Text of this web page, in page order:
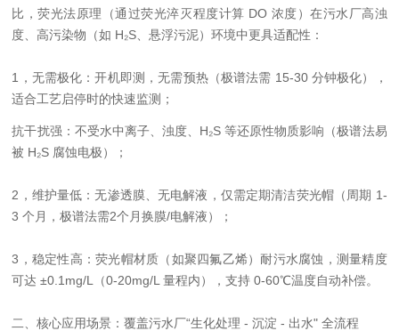
比，荧光法原理（通过荧光淬灭程度计算 DO 浓度）在污水厂高浊
度、高污染物（如 H₂S、悬浮污泥）环境中更具适配性：
1，无需极化：开机即测，无需预热（极谱法需 15-30 分钟极化），
适合工艺启停时的快速监测；
抗干扰强：不受水中离子、浊度、H₂S 等还原性物质影响（极谱法易
被 H₂S 腐蚀电极）；
2，维护量低：无渗透膜、无电解液，仅需定期清洁荧光帽（周期 1-
3 个月，极谱法需2个月换膜/电解液）；
3，稳定性高：荧光帽材质（如聚四氟乙烯）耐污水腐蚀，测量精度
可达 ±0.1mg/L（0-20mg/L 量程内），支持 0-60℃温度自动补偿。
二、核心应用场景：覆盖污水厂“生化处理 - 沉淀 - 出水" 全流程